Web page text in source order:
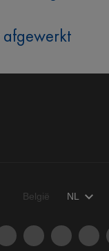
afgewerkt
België NL